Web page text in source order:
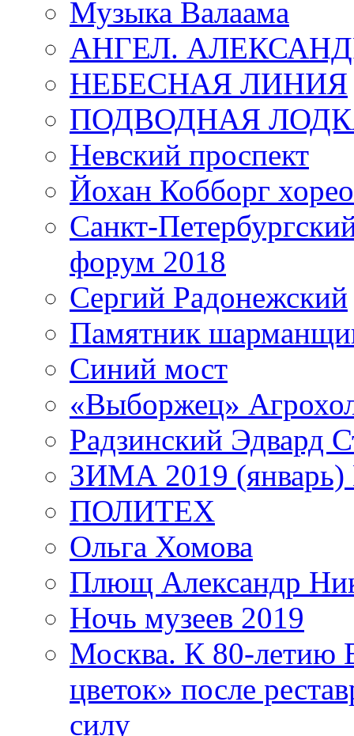
Музыка Валаама
АНГЕЛ.
НЕБЕСНАЯ ЛИНИЯ
ПОДВОДНАЯ
Невский проспект
Йохан Кобборг
Санкт-
форум 2018
Сергий Радонежский
Памятник
Синий мост
«Выборжец»
Радзинский Эдвард
ЗИМА 2019 (январь)
ПОЛИТЕХ
Ольга Хомова
Плющ Александр
Ночь музеев 2019
Москва. К 80-
цветок» после
силу